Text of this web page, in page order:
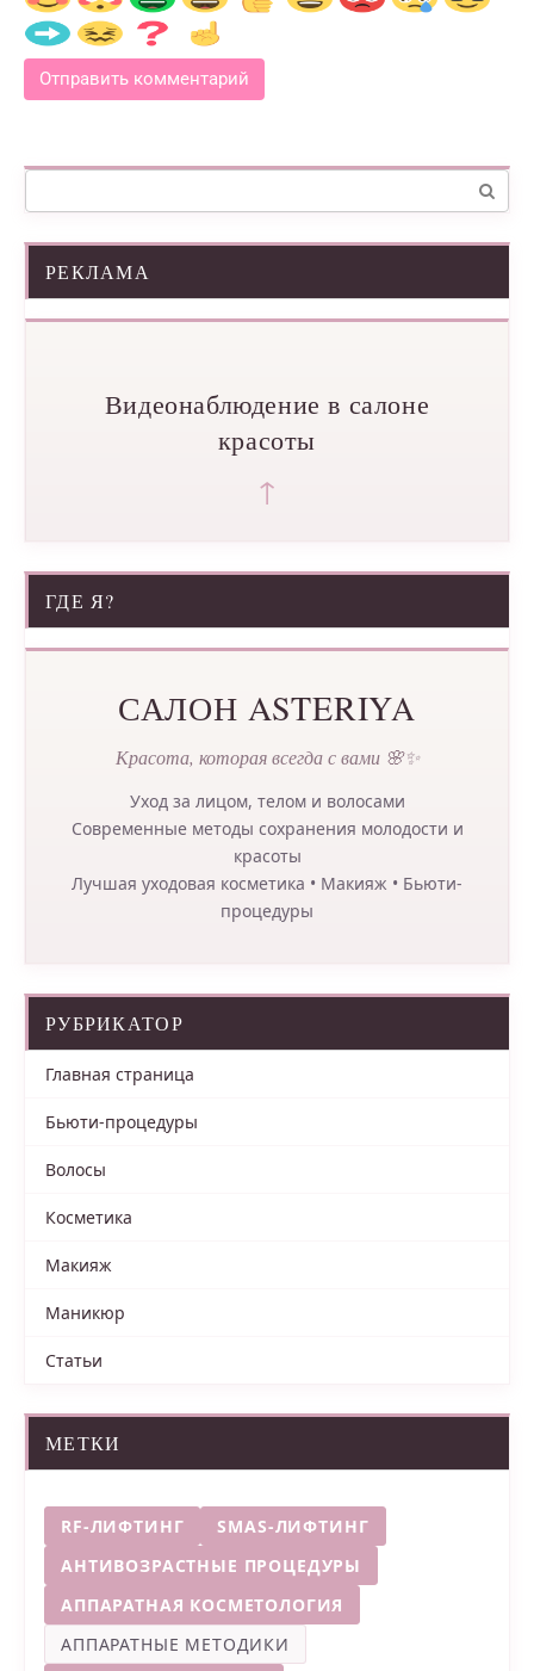
Поиск:
РЕКЛАМА
Видеонаблюдение в салоне
красоты
↑
ГДЕ Я?
САЛОН ASTERIYA
Красота, которая всегда с вами 🌸✨
Уход за лицом, телом и волосами
Современные методы сохранения молодости и
красоты
Лучшая уходовая косметика • Макияж • Бьюти-
процедуры
РУБРИКАТОР
Главная страница
Бьюти-процедуры
Волосы
Косметика
Макияж
Маникюр
Статьи
МЕТКИ
RF-ЛИФТИНГ
SMAS-ЛИФТИНГ
АНТИВОЗРАСТНЫЕ ПРОЦЕДУРЫ
АППАРАТНАЯ КОСМЕТОЛОГИЯ
АППАРАТНЫЕ МЕТОДИКИ